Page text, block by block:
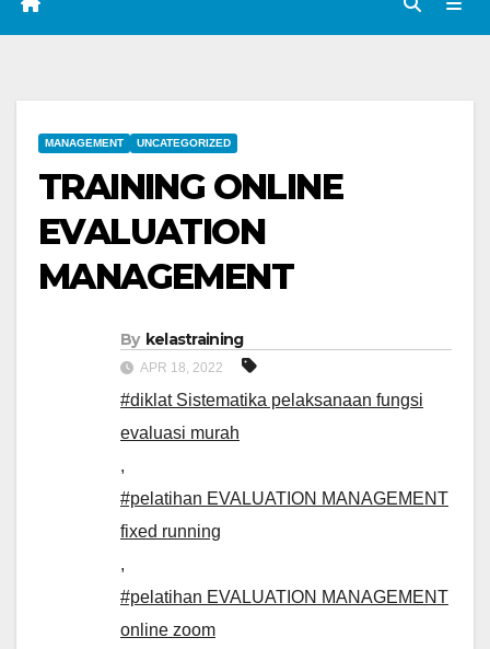
MANAGEMENT UNCATEGORIZED
TRAINING ONLINE
EVALUATION
MANAGEMENT
By kelastraining
APR 18, 2022
#diklat Sistematika pelaksanaan fungsi
evaluasi murah
,
#pelatihan EVALUATION MANAGEMENT
fixed running
,
#pelatihan EVALUATION MANAGEMENT
online zoom